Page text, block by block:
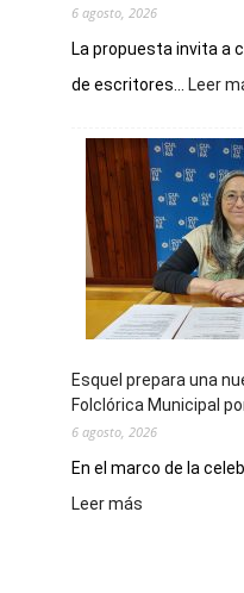
6 agosto, 2026
La propuesta invita a
de escritores...
Leer
Esquel prepara una
Folclórica Municipal
6 agosto, 2026
En el marco de la
Leer más